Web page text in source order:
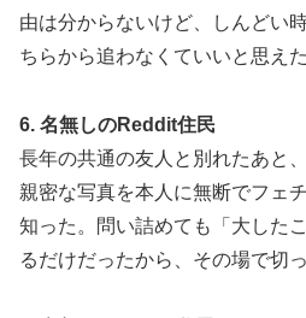
由は分からないけど、しんどい
ちらから追わなくていいと思えた
6. 名無しのReddit住民
長年の共通の友人と別れたあと
親密な写真を本人に無断でフェ
知った。問い詰めても「大した
るだけだったから、その場で切っ